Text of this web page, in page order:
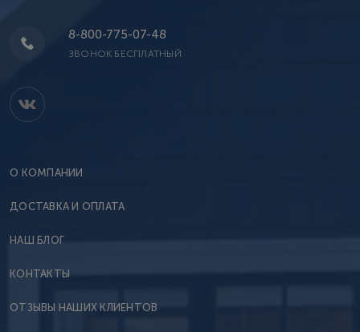
8-800-775-07-48
ЗВОНОК БЕСПЛАТНЫЙ
О КОМПАНИИ
ДОСТАВКА И ОПЛАТА
НАШ БЛОГ
КОНТАКТЫ
ОТЗЫВЫ НАШИХ КЛИЕНТОВ